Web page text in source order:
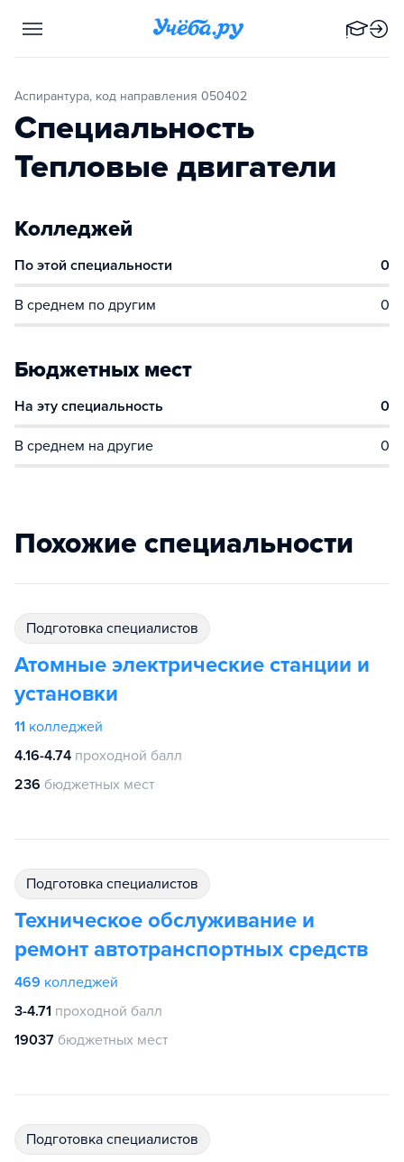
Аспирантура, код направления 050402
Специальность
Тепловые двигатели
Колледжей
По этой специальности 0
В среднем по другим 0
Бюджетных мест
На эту специальность 0
В среднем на другие 0
Похожие специальности
подготовка специалистов
Атомные электрические станции и
установки
11 колледжей
4.16-4.74 проходной балл
236 бюджетных мест
подготовка специалистов
Техническое обслуживание и
ремонт автотранспортных средств
469 колледжей
3-4.71 проходной балл
19037 бюджетных мест
подготовка специалистов